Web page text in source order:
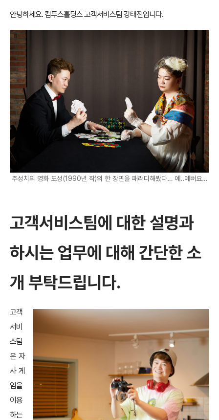
안녕하세요. 컴투스홀딩스 고객서비스팀 강태진입니다.
주성치의 영화 도성(1990년 작)의 한 장면을 패러디해봤다… 예..예뻐요…
고객서비스팀에 대한 설명과
하시는 업무에 대해 간단한 소
개 부탁드립니다.
고객
서비
스팀
은 자
사 게
임을
이용
하는